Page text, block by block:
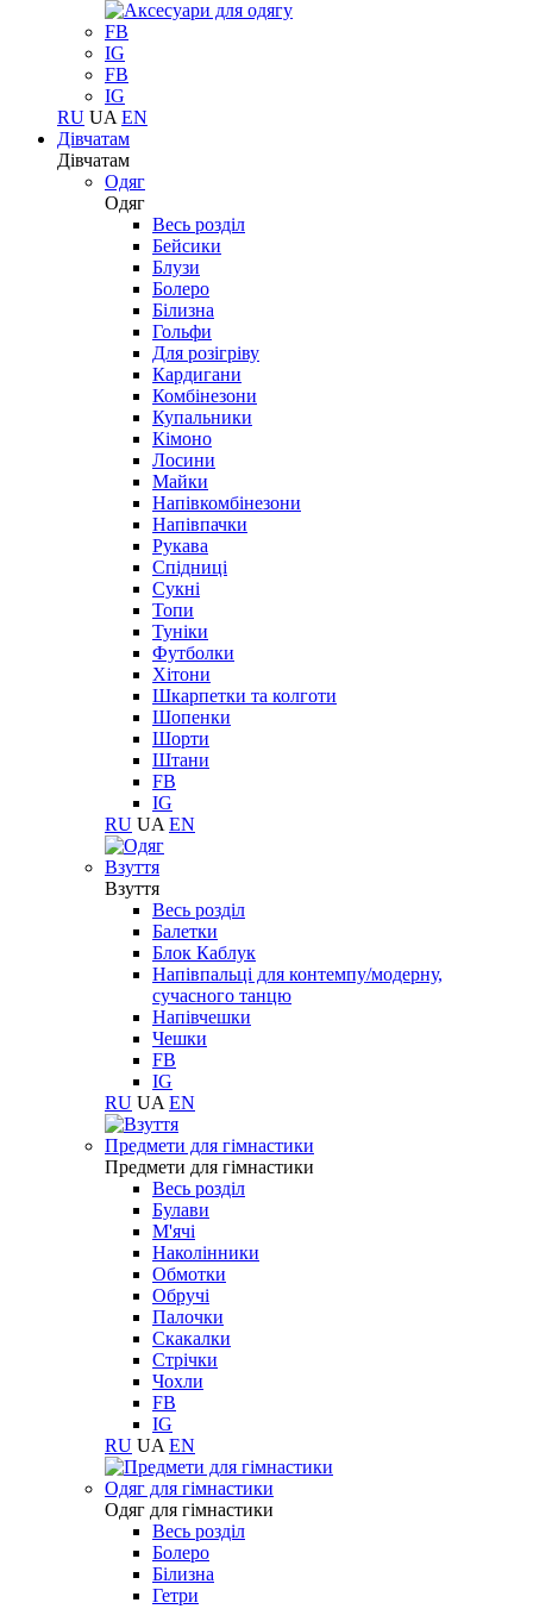
FB
IG
FB
IG
RU UA EN
Дівчатам
Дівчатам
Одяг
Одяг
Весь розділ
Бейсики
Блузи
Болеро
Білизна
Гольфи
Для розігріву
Кардигани
Комбінезони
Купальники
Кімоно
Лосини
Майки
Напівкомбінезони
Напівпачки
Рукава
Спідниці
Сукні
Топи
Туніки
Футболки
Хітони
Шкарпетки та колготи
Шопенки
Шорти
Штани
FB
IG
RU UA EN
Взуття
Взуття
Весь розділ
Балетки
Блок Каблук
Напівпальці для контемпу/модерну,
сучасного танцю
Напівчешки
Чешки
FB
IG
RU UA EN
Предмети для гімнастики
Предмети для гімнастики
Весь розділ
Булави
М'ячі
Наколінники
Обмотки
Обручі
Палочки
Скакалки
Стрічки
Чохли
FB
IG
RU UA EN
Одяг для гімнастики
Одяг для гімнастики
Весь розділ
Болеро
Білизна
Гетри